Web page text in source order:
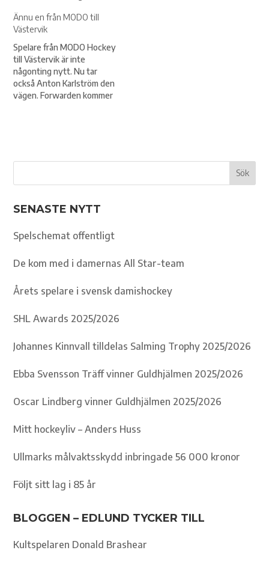
ursprungligen från Alvesta
och har den senaste
säsongen gjort otroliga 66
poäng (27+39) på 42
matcher i J20. Dessutom är
Zion noterad för 15
matcher i herrlaget och…
Ännu en från MODO till
Västervik
Spelare från MODO Hockey
till Västervik är inte
någonting nytt. Nu tar
också Anton Karlström den
vägen. Forwarden kommer
SENASTE NYTT
Spelschemat offentligt
De kom med i damernas All Star-team
Årets spelare i svensk damishockey
SHL Awards 2025/2026
Johannes Kinnvall tilldelas Salming Trophy 2025/2026
Ebba Svensson Träff vinner Guldhjälmen 2025/2026
Oscar Lindberg vinner Guldhjälmen 2025/2026
Mitt hockeyliv – Anders Huss
Ullmarks målvaktsskydd inbringade 56 000 kronor
Följt sitt lag i 85 år
BLOGGEN – EDLUND TYCKER TILL
Kultspelaren Donald Brashear